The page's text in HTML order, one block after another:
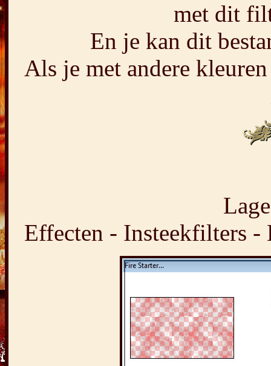
met dit
En je kan dit
Als je met andere
Effecten - Insteekfilters -